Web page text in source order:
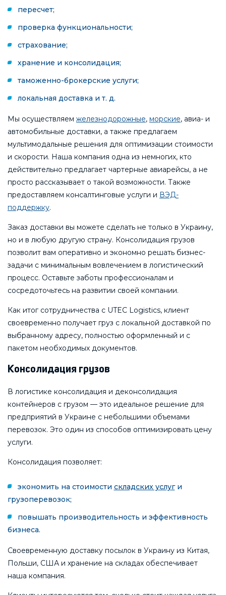
пересчет;
проверка функциональности;
страхование;
хранение и консолидация;
таможенно-брокерские услуги;
локальная доставка и т. д.
Мы осуществляем железнодорожные, морские, авиа- и
автомобильные доставки, а также предлагаем
мультимодальные решения для оптимизации стоимости
и скорости. Наша компания одна из немногих, кто
действительно предлагает чартерные авиарейсы, а не
просто рассказывает о такой возможности. Также
предоставляем консалтинговые услуги и ВЭД-
поддержку.
Заказ доставки вы можете сделать не только в Украину,
но и в любую другую страну. Консолидация грузов
позволит вам оперативно и экономно решать бизнес-
задачи с минимальным вовлечением в логистический
процесс. Оставьте заботы профессионалам и
сосредоточьтесь на развитии своей компании.
Как итог сотрудничества с UTEC Logistics, клиент
своевременно получает груз с локальной доставкой по
выбранному адресу, полностью оформленный и с
пакетом необходимых документов.
Консолидация грузов
В логистике консолидация и деконсолидация
контейнеров с грузом — это идеальное решение для
предприятий в Украине с небольшими объемами
перевозок. Это один из способов оптимизировать цену
услуги.
Консолидация позволяет:
экономить на стоимости складских услуги
грузоперевозок;
повышать производительность и эффективность
бизнеса.
Своевременную доставку посылок в Украину из Китая,
Польши, США и хранение на складах обеспечивает
наша компания.